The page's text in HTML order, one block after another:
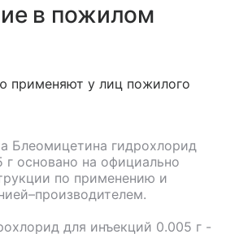
в пожилом
применяют у лиц пожилого
Блеомицетина гидрохлорид
г основано на официально
по применению и
для инъекций 0.005 г -